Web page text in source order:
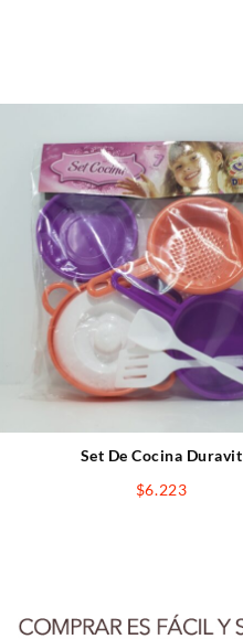
Set De Cocina Duravit
$6.223